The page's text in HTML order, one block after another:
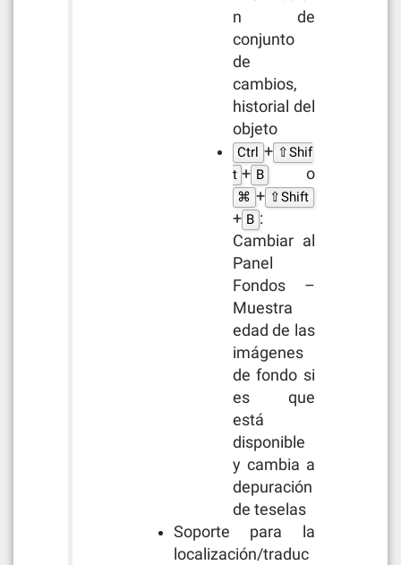
n de
conjunto
de
cambios,
historial del
objeto
Ctrl + ⇧Shif
t + B o
⌘ + ⇧Shift
+ B :
Cambiar al
Panel
Fondos –
Muestra
edad de las
imágenes
de fondo si
es que
está
disponible
y cambia a
depuración
de teselas
Soporte para la
localización/traduc